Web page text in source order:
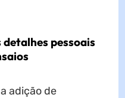
detalhes pessoais
adição de